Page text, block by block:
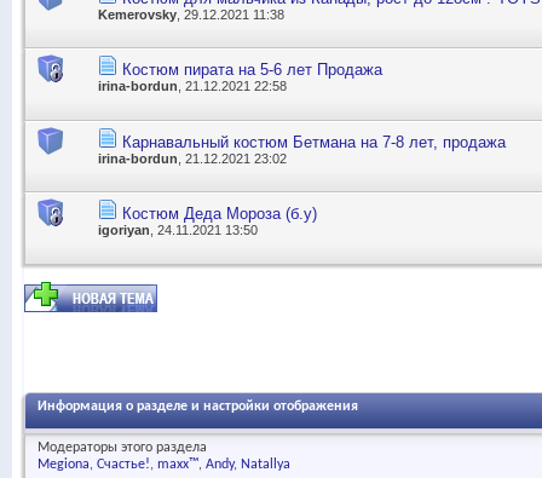
Kemerovsky , 29.12.2021 11:38
Костюм пирата на 5-6 лет Продажа
irina-bordun , 21.12.2021 22:58
Карнавальный костюм Бетмана на 7-8 лет, продажа
irina-bordun , 21.12.2021 23:02
Костюм Деда Мороза (б.у)
igoriyan , 24.11.2021 13:50
Информация о разделе и настройки отображения
Модераторы этого раздела
Megiona Счастье! maxx™ Andy Natallya